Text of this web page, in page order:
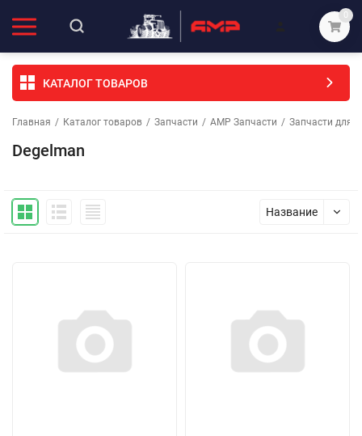
0
КАТАЛОГ ТОВАРОВ
Главная / Каталог товаров / Запчасти / АМР Запчасти / Запчасти для
Degelman
Название